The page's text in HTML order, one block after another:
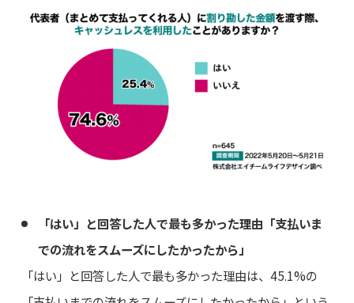
「はい」と回答した人で最も多かった理由「支払いま
での流れをスムーズにしたかったから」
「はい」と回答した人で最も多かった理由は、45.1%の